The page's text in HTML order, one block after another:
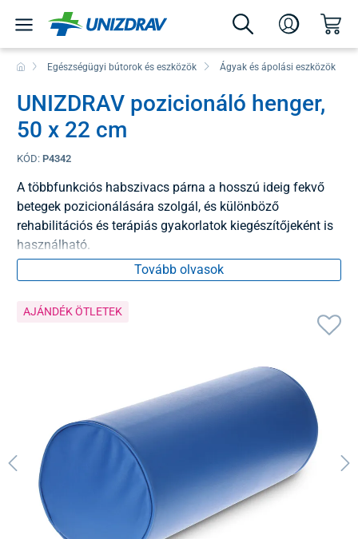
Egészségügyi bútorok és eszközök Ágyak és ápolási eszközök
UNIZDRAV pozicionáló henger,
50 x 22 cm
KÓD: P4342
A többfunkciós habszivacs párna a hosszú ideig fekvő
betegek pozicionálására szolgál, és különböző
rehabilitációs és terápiás gyakorlatok kiegészítőjeként is
használható.
Tovább olvasok
AJÁNDÉK ÖTLETEK